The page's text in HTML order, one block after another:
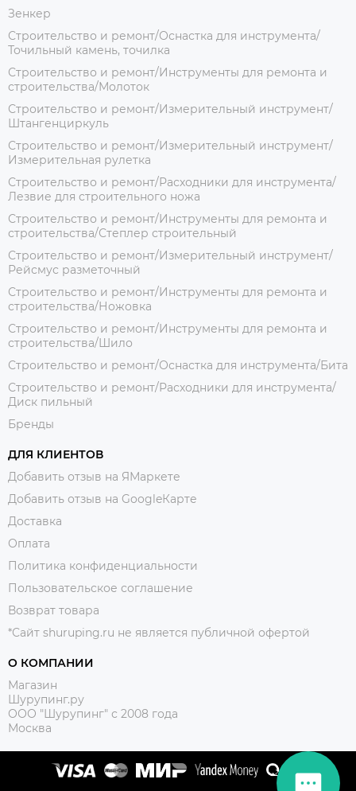
Зенкер
Строительство и ремонт/Оснастка для инструмента/
Точильный камень, точилка
Строительство и ремонт/Инструменты для ремонта и
строительства/Молоток
Строительство и ремонт/Измерительный инструмент/
Штангенциркуль
Строительство и ремонт/Измерительный инструмент/
Измерительная рулетка
Строительство и ремонт/Расходники для инструмента/
Лезвие для строительного ножа
Строительство и ремонт/Инструменты для ремонта и
строительства/Степлер строительный
Строительство и ремонт/Измерительный инструмент/
Рейсмус разметочный
Строительство и ремонт/Инструменты для ремонта и
строительства/Ножовка
Строительство и ремонт/Инструменты для ремонта и
строительства/Шило
Строительство и ремонт/Оснастка для инструмента/Бита
Строительство и ремонт/Расходники для инструмента/
Диск пильный
Бренды
ДЛЯ КЛИЕНТОВ
Добавить отзыв на ЯМаркете
Добавить отзыв на GoogleКарте
Доставка
Оплата
Политика конфиденциальности
Пользовательское соглашение
Возврат товара
*Сайт shuruping.ru не является публичной офертой
О КОМПАНИИ
Магазин
Шурупинг.ру
ООО "Шурупинг" с 2008 года
Москва